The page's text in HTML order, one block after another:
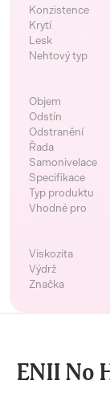
Konzistence
Krytí
Lesk
Nehtový typ
Objem
Odstín
Odstranění
Řada
Samonivelace
Specifikace
Typ produktu
Vhodné pro
Viskozita
Výdrž
Značka
ENII No